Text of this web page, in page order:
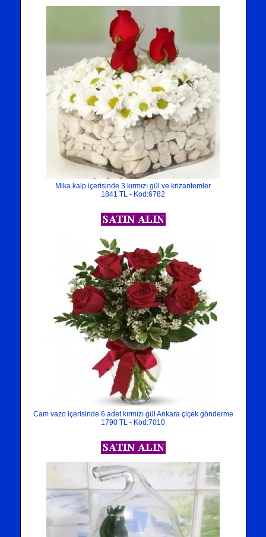
Mika kalp içerisinde 3 kırmızı gül ve krizantemler
1841 TL - Kod:6782
Cam vazo içerisinde 6 adet kırmızı gül Ankara çiçek gönderme
1790 TL - Kod:7010